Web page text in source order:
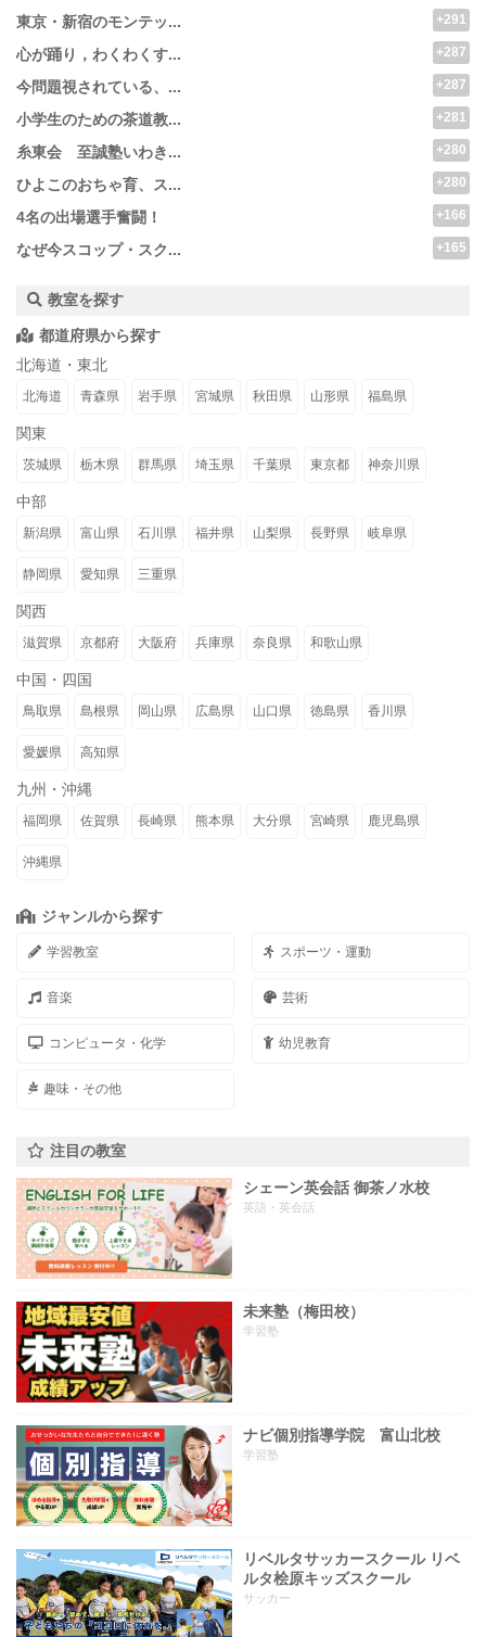
東京・新宿のモンテッ... +291
心が踊り，わくわくす... +287
今問題視されている、... +287
小学生のための茶道教... +281
糸東会 至誠塾いわき... +280
ひよこのおちゃ育、ス... +280
4名の出場選手奮闘！ +166
なぜ今スコップ・スク... +165
教室を探す
都道府県から探す
北海道・東北
北海道 青森県 岩手県 宮城県 秋田県 山形県 福島県
関東
茨城県 栃木県 群馬県 埼玉県 千葉県 東京都 神奈川県
中部
新潟県 富山県 石川県 福井県 山梨県 長野県 岐阜県
静岡県 愛知県 三重県
関西
滋賀県 京都府 大阪府 兵庫県 奈良県 和歌山県
中国・四国
鳥取県 島根県 岡山県 広島県 山口県 徳島県 香川県
愛媛県 高知県
九州・沖縄
福岡県 佐賀県 長崎県 熊本県 大分県 宮崎県 鹿児島県
沖縄県
ジャンルから探す
学習教室 スポーツ・運動
音楽 芸術
コンピュータ・化学 幼児教育
趣味・その他
注目の教室
シェーン英会話 御茶ノ水校
英語・英会話
未来塾（梅田校）
学習塾
ナビ個別指導学院 富山北校
学習塾
リベルタサッカースクール リベ
ルタ桧原キッズスクール
サッカー